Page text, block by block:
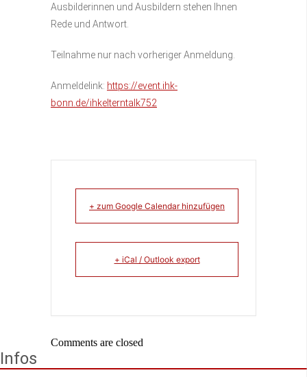
Ausbilderinnen und Ausbildern stehen Ihnen
Rede und Antwort.
Teilnahme nur nach vorheriger Anmeldung.
Anmeldelink: https://event.ihk-
bonn.de/ihkelterntalk752
+ zum Google Calendar hinzufügen
+ iCal / Outlook export
Comments are closed
Infos